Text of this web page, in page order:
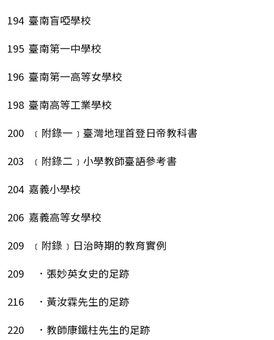
194 臺南盲啞學校
195 臺南第一中學校
196 臺南第一高等女學校
198 臺南高等工業學校
200 ﹝附錄一﹞臺灣地理首登日帝教科書
203 ﹝附錄二﹞小學教師臺語參考書
204 嘉義小學校
206 嘉義高等女學校
209 ﹝附錄﹞日治時期的教育實例
209 ．張妙英女史的足跡
216 ．黃汝霖先生的足跡
220 ．教師康鐵柱先生的足跡